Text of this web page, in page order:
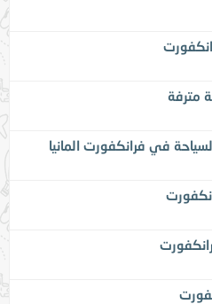
مترفة
في فرانكفورت المانيا